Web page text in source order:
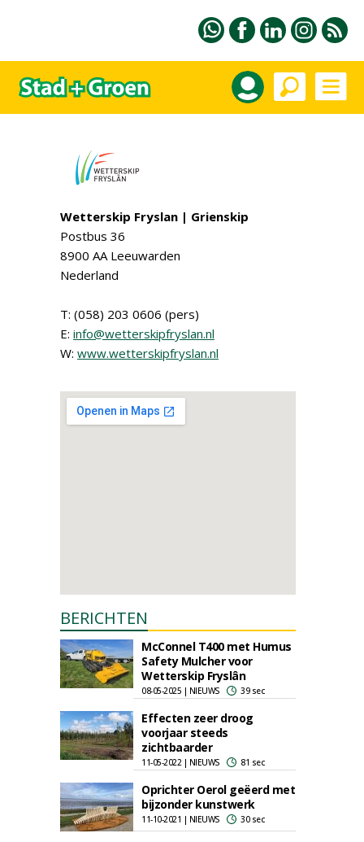
Wetterskip Fryslan | Grienskip
Postbus 36
8900 AA Leeuwarden
Nederland
T: (058) 203 0606 (pers)
E: info@wetterskipfryslan.nl
W: www.wetterskipfryslan.nl
BERICHTEN
McConnel T400 met Humus
Safety Mulcher voor
Wetterskip Fryslân
08-05-2025 | NIEUWS 39 sec
Effecten zeer droog
voorjaar steeds
zichtbaarder
11-05-2022 | NIEUWS 81 sec
Oprichter Oerol geëerd met
bijzonder kunstwerk
11-10-2021 | NIEUWS 30 sec